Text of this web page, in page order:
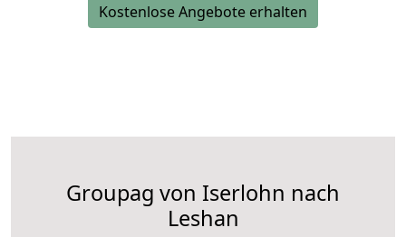
Kostenlose Angebote erhalten
Groupag von Iserlohn nach
Leshan